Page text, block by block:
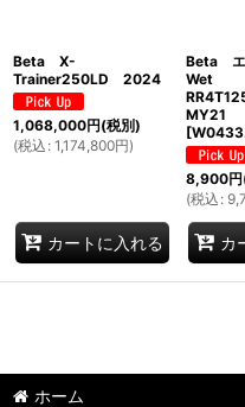
Beta X-
Trainer250LD 2024
1,068,000円(税別)
(税込 : 1,174,800円)
カートに入れる
Beta エ
Wet
MY21
[
8,900円
(税込 :
カ
ホーム